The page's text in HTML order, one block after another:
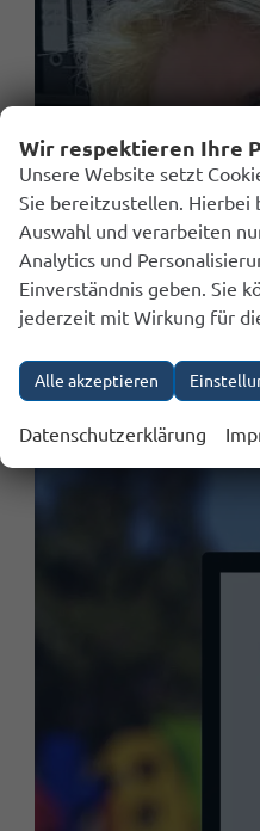
Wir respektieren Ihre
Unsere Website setzt
Sie bereitzustellen. Hierbei
Auswahl und verarbeiten
Analytics und
Einverständnis geben. Sie
jederzeit mit Wirkung für
Alle akzeptieren
Datenschutzerklärung